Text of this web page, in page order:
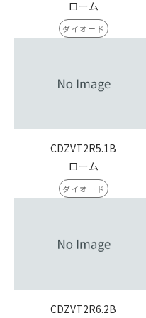
ローム
ダイオード
CDZVT2R5.1B
ローム
ダイオード
CDZVT2R6.2B